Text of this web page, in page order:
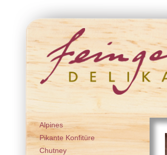
Alpines
Pikante Konfitüre
Chutney